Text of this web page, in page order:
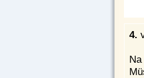
4.